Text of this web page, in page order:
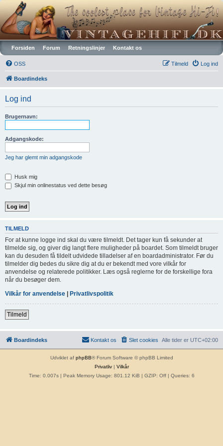
Vintagehifi.dk
Forsiden Forum Retningslinjer Kontakt os
OSS Log ind
Tilmeld
Boardindeks
Log ind
Brugernavn:
Adgangskode:
Jeg har glemt min adgangskode
Husk mig
Skjul min onlinestatus ved dette besøg
TILMELD
For at kunne logge ind skal du være tilmeldt. Det tager kun få sekunder at
tilmelde sig, og giver dig langt flere muligheder på boardet. Som tilmeldt bruger
kan du desuden få tildelt udvidede tilladelser af en boardadministrator. Før du
tilmelder dig bedes du sikre dig at du er bekendt med vore vilkår for
anvendelse og relaterede politikker. Læs også reglerne for de forskellige fora
når du besøger dem.
Vilkår for anvendelse
Privatlivspolitik
Tilmeld
Boardindeks Alle tider er UTC+02:00
Slet cookies
Kontakt os
Udviklet af phpBB® Forum Software © phpBB Limited
Privatliv| Vilkår
Time: 0.007s| Peak Memory Usage: 801.12 KiB | GZIP: Off | Queries: 6